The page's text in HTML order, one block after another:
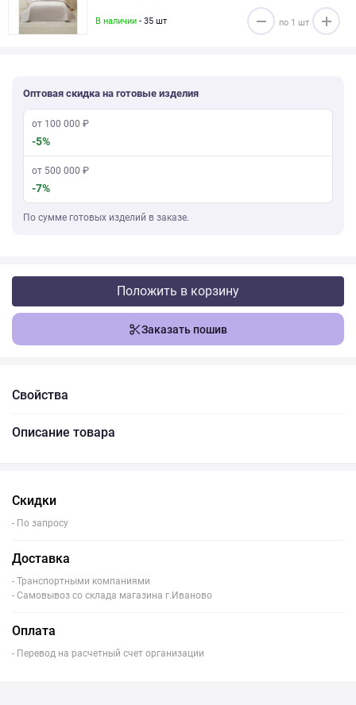
В наличии - 35 шт
Оптовая скидка на готовые изделия
от 100 000 ₽
-5%
от 500 000 ₽
-7%
По сумме готовых изделий в заказе.
Положить в корзину
Заказать пошив
Свойства
Описание товара
Скидки
- По запросу
Доставка
- Транспортными компаниями
- Самовывоз со склада магазина г.Иваново
Оплата
- Перевод на расчетный счет организации